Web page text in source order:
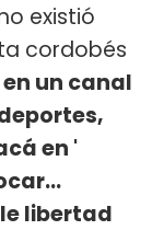
existió
cordobés
un canal
en '​
libertad